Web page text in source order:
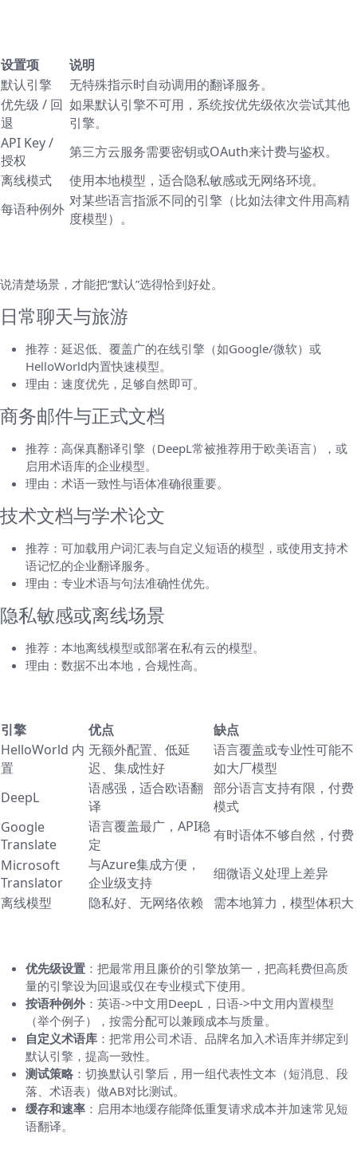
设置项
说明
默认引擎
无特殊指示时自动调用的翻译服务。
优先级 / 回
退
如果默认引擎不可用，系统按优先级依次尝试其他
引擎。
API Key /
授权
第三方云服务需要密钥或OAuth来计费与鉴权。
离线模式
使用本地模型，适合隐私敏感或无网络环境。
每语种例外 对某些语言指派不同的引擎（比如法律文件用高精
度模型）。
说清楚场景，才能把“默认”选得恰到好处。
日常聊天与旅游
推荐：延迟低、覆盖广的在线引擎（如Google/微软）或
HelloWorld内置快速模型。
理由：速度优先，足够自然即可。
商务邮件与正式文档
推荐：高保真翻译引擎（DeepL常被推荐用于欧美语言），或
启用术语库的企业模型。
理由：术语一致性与语体准确很重要。
技术文档与学术论文
推荐：可加载用户词汇表与自定义短语的模型，或使用支持术
语记忆的企业翻译服务。
理由：专业术语与句法准确性优先。
隐私敏感或离线场景
推荐：本地离线模型或部署在私有云的模型。
理由：数据不出本地，合规性高。
引擎 优点
缺点
HelloWorld 内
置
无额外配置、低延
迟、集成性好
语言覆盖或专业性可能不
如大厂模型
DeepL
语感强，适合欧语翻
译
部分语言支持有限，付费
模式
Google
Translate
语言覆盖最广，API稳
定
有时语体不够自然，付费
Microsoft
Translator
与Azure集成方便，
企业级支持
细微语义处理上差异
离线模型
隐私好、无网络依赖 需本地算力，模型体积大
优先级设置 ：把最常用且廉价的引擎放第一，把高耗费但高质
量的引擎设为回退或仅在专业模式下使用。
按语种例外：英语->中文用DeepL，日语->中文用内置模型
（举个例子），按需分配可以兼顾成本与质量。
自定义术语库 ：把常用公司术语、品牌名加入术语库并绑定到
默认引擎，提高一致性。
测试策略 ：切换默认引擎后，用一组代表性文本（短消息、段
落、术语表）做AB对比测试。
缓存和速率 ：启用本地缓存能降低重复请求成本并加速常见短
语翻译。